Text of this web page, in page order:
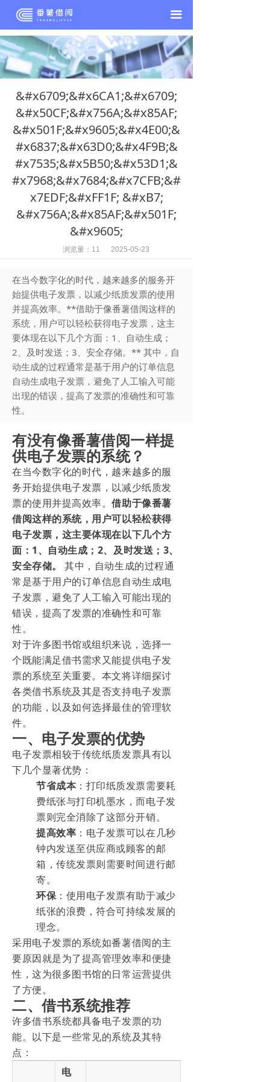
끀
&#x6709;&#x6CA1;&#x6709;
&#x50CF;&#x756A;&#x85AF;
&#x501F;&#x9605;&#x4E00;&
#x6837;&#x63D0;&#x4F9B;&
#x7535;&#x5B50;&#x53D1;&
#x7968;&#x7684;&#x7CFB;&#
x7EDF;&#xFF1F; &#xB7;
&#x756A;&#x85AF;&#x501F;
&#x9605;
在当今数字化的时代，越来越多的服务开
始提供电子发票，以减少纸质发票的使用
并提高效率。**借助于像番薯借阅这样的
系统，用户可以轻松获得电子发票，这主
要体现在以下几个方面：1、自动生成；
2、及时发送；3、安全存储。** 其中，自
动生成的过程通常是基于用户的订单信息
自动生成电子发票，避免了人工输入可能
出现的错误，提高了发票的准确性和可靠
性。
2025-05-23
浏览量： 11
有没有像番薯借阅一样提
供电子发票的系统？
在当今数字化的时代，越来越多的服
务开始提供电子发票，以减少纸质发
票的使用并提高效率。借助于像番薯
借阅这样的系统，用户可以轻松获得
电子发票，这主要体现在以下几个方
面：1、自动生成；2、及时发送；3、
安全存储。
其中，自动生成的过程通
常是基于用户的订单信息自动生成电
子发票，避免了人工输入可能出现的
错误，提高了发票的准确性和可靠
性。
对于许多图书馆或组织来说，选择一
个既能满足借书需求又能提供电子发
票的系统至关重要。本文将详细探讨
各类借书系统及其是否支持电子发票
的功能，以及如何选择最佳的管理软
件。
一、电子发票的优势
电子发票相较于传统纸质发票具有以
下几个显著优势：
节省成本：打印纸质发票需要耗
费纸张与打印机墨水，而电子发
票则完全消除了这部分开销。
提高效率 ：电子发票可以在几秒
钟内发送至供应商或顾客的邮
箱，传统发票则需要时间进行邮
寄。
环保：使用电子发票有助于减少
纸张的浪费，符合可持续发展的
理念。
采用电子发票的系统如番薯借阅的主
要原因就是为了提高管理效率和便捷
性，这为很多图书馆的日常运营提供
了方便。
二、借书系统推荐
许多借书系统都具备电子发票的功
能。以下是一些常见的系统及其特
点：
电